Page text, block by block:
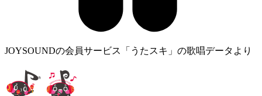
JOYSOUNDの会員サービス「うたスキ」の歌唱データより